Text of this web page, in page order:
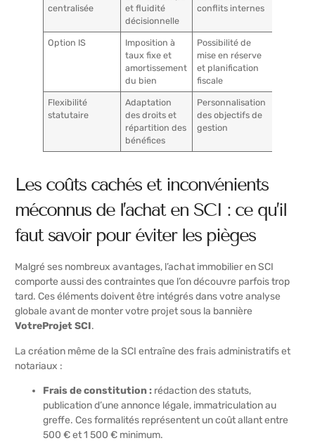
centralisée
et fluidité
décisionnelle
conflits internes
Option IS
Imposition à
taux fixe et
amortissement
du bien
Possibilité de
mise en réserve
et planification
fiscale
Flexibilité
statutaire
Adaptation
des droits et
répartition des
bénéfices
Personnalisation
des objectifs de
gestion
Les coûts cachés et inconvénients
méconnus de l’achat en SCI : ce qu’il
faut savoir pour éviter les pièges
Malgré ses nombreux avantages, l’achat immobilier en SCI
comporte aussi des contraintes que l’on découvre parfois trop
tard. Ces éléments doivent être intégrés dans votre analyse
globale avant de monter votre projet sous la bannière
VotreProjet SCI.
La création même de la SCI entraîne des frais administratifs et
notariaux :
Frais de constitution : rédaction des statuts,
publication d’une annonce légale, immatriculation au
greffe. Ces formalités représentent un coût allant entre
500 € et 1 500 € minimum.